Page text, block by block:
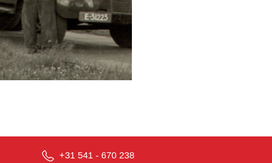
+31 541 - 670 238